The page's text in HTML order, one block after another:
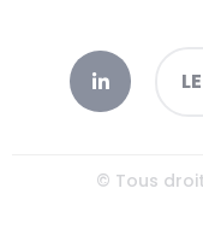
© Tous